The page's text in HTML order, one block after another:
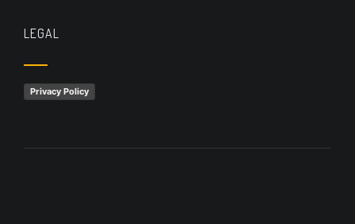
LEGAL
Privacy Policy